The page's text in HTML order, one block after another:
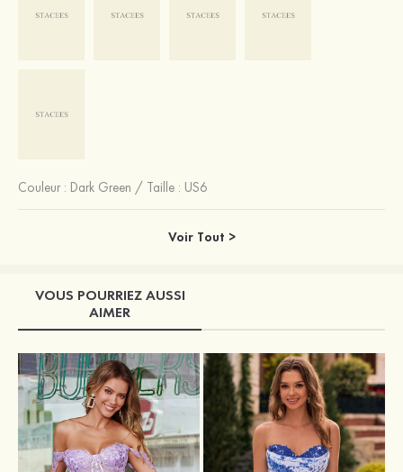
Couleur : Dark Green / Taille : US6
Voir Tout >
VOUS POURRIEZ AUSSI
AIMER